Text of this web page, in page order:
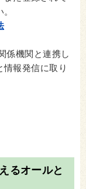
係機関と連携し
情報発信に取り
るオールと